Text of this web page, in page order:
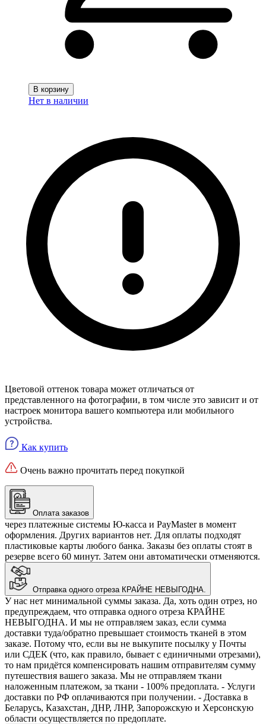
В корзину
Нет в наличии
Цветовой оттенок товара может отличаться от
представленного на фотографии, в том числе это зависит и от
настроек монитора вашего компьютера или мобильного
устройства.
Как купить
Очень важно прочитать перед покупкой
Оплата заказов
через платежные системы Ю-касса и PayMaster в момент
оформления. Других вариантов нет. Для оплаты подходят
пластиковые карты любого банка. Заказы без оплаты стоят в
резерве всего 60 минут. Затем они автоматически отменяются.
Отправка одного отреза КРАЙНЕ НЕВЫГОДНА.
У нас нет минимальной суммы заказа. Да, хоть один отрез, но
предупреждаем, что отправка одного отреза КРАЙНЕ
НЕВЫГОДНА. И мы не отправляем заказ, если сумма
доставки туда/обратно превышает стоимость тканей в этом
заказе. Потому что, если вы не выкупите посылку у Почты
или СДЕК (что, как правило, бывает с единичными отрезами),
то нам придётся компенсировать нашим отправителям сумму
путешествия вашего заказа. Мы не отправляем ткани
наложенным платежом, за ткани - 100% предоплата. - Услуги
доставки по РФ оплачиваются при получении. - Доставка в
Беларусь, Казахстан, ДНР, ЛНР, Запорожскую и Херсонскую
области осуществляется по предоплате.